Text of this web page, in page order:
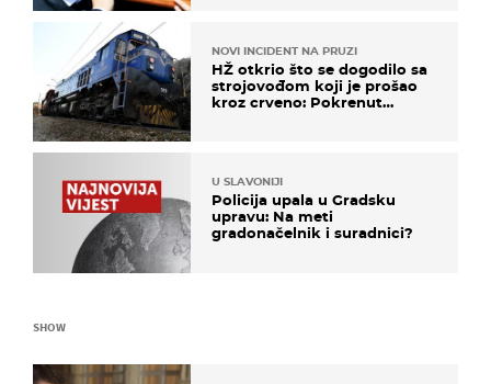
NOVI INCIDENT NA PRUZI
HŽ otkrio što se dogodilo sa
strojovođom koji je prošao
kroz crveno: Pokrenut
U SLAVONIJI
Policija upala u Gradsku
upravu: Na meti
gradonačelnik i suradnici?
SHOW